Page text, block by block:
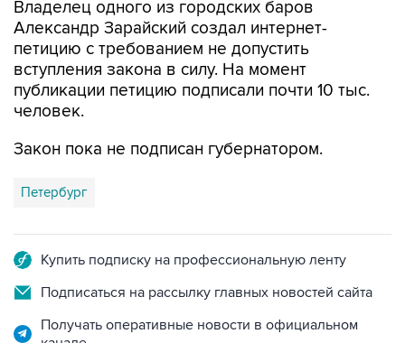
петицию с требованием не допустить
вступления закона в силу. На момент
публикации петицию подписали почти 10 тыс.
человек.
Закон пока не подписан губернатором.
Петербург
Подписаться на рассылку главных новостей сайта
Получать оперативные новости в официальном